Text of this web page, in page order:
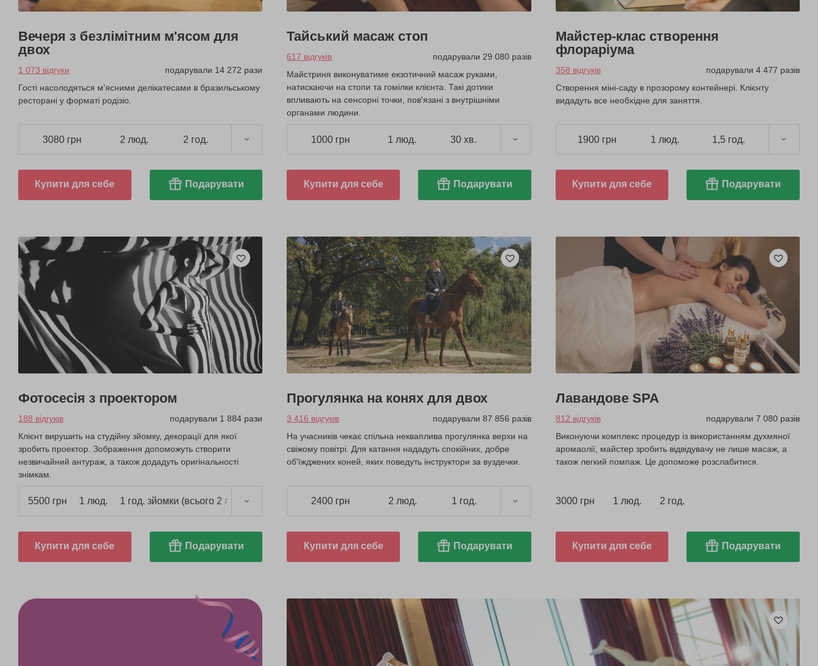
Вечеря з безлімітним м'ясом для
двох
1 073 відгуки
подарували 14 272 рази
Гості насолодяться м'ясними делікатесами в бразильському
ресторані у форматі родізіо.
3080 грн 2 люд. 2 год.
Купити для себе Подарувати
Тайський масаж стоп
617 відгуків
подарували 29 080 разів
Майстриня виконуватиме екзотичний масаж руками,
натискаючи на стопи та гомілки клієнта. Такі дотики
впливають на сенсорні точки, пов'язані з внутрішніми
органами людини.
1000 грн 1 люд. 30 хв.
Купити для себе Подарувати
Майстер-клас створення
флораріума
358 відгуків
подарували 4 477 разів
Створення міні-саду в прозорому контейнері. Клієнту
видадуть все необхідне для заняття.
1900 грн 1 люд. 1,5 год.
Купити для себе Подарувати
Фотосесія з проектором
188 відгуків
подарували 1 884 рази
Клієнт вирушить на студійну зйомку, декорації для якої
зробить проектор. Зображення допоможуть створити
незвичайний антураж, а також додадуть оригінальності
знімкам.
5500 грн 1 люд. 1 год. зйомки (всього 2 год.)
Купити для себе Подарувати
Прогулянка на конях для двох
3 416 відгуків
подарували 87 856 разів
На учасників чекає спільна некваплива прогулянка верхи на
свіжому повітрі. Для катання нададуть спокійних, добре
об'їжджених коней, яких поведуть інструктори за вуздечки.
2400 грн 2 люд. 1 год.
Купити для себе Подарувати
Лавандове SPA
812 відгуків
подарували 7 080 разів
Виконуючи комплекс процедур із використанням духмяної
аромаолії, майстер зробить відвідувачу не лише масаж, а
також легкий помпаж. Це допоможе розслабитися.
3000 грн 1 люд. 2 год.
Купити для себе Подарувати